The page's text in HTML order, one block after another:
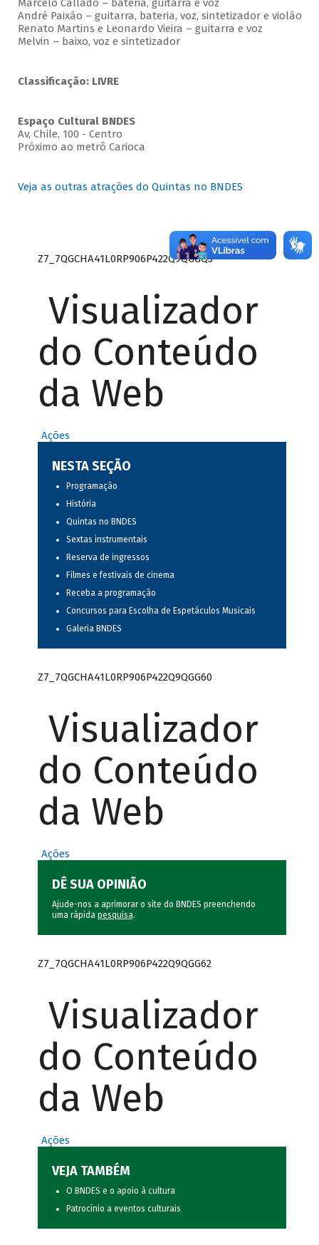
Marcelo Callado – bateria, guitarra e voz
André Paixão – guitarra, bateria, voz, sintetizador e violão
Renato Martins e Leonardo Vieira – guitarra e voz
Melvin – baixo, voz e sintetizador
Classificação: LIVRE
Espaço Cultural BNDES
Av, Chile, 100 - Centro
Próximo ao metrô Carioca
Veja as outras atrações do Quintas no BNDES
Z7_7QGCHA41L0RP906P422Q9QGGQ3
Visualizador
do Conteúdo
da Web
Ações
NESTA SEÇÃO
Programação
História
Quintas no BNDES
Sextas instrumentais
Reserva de ingressos
Filmes e festivais de cinema
Receba a programação
Concursos para Escolha de Espetáculos Musicais
Galeria BNDES
Z7_7QGCHA41L0RP906P422Q9QGG60
Visualizador
do Conteúdo
da Web
Ações
DÊ SUA OPINIÃO
Ajude-nos a aprimorar o site do BNDES preenchendo
uma rápida pesquisa.
Z7_7QGCHA41L0RP906P422Q9QGG62
Visualizador
do Conteúdo
da Web
Ações
VEJA TAMBÉM
O BNDES e o apoio à cultura
Patrocínio a eventos culturais